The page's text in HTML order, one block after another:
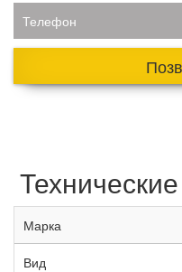
Телефон
Марка
Вид